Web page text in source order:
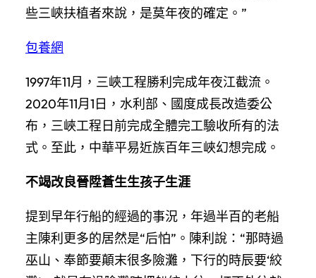
些三峽扶植者來說，是莫年夜的確定。”
包養網
1997年11月，三峽工程勝利完成年夜江截流。
2020年11月1日，水利部、國度成長改造委公
布，三峽工程日前完成全體完工驗收所有的法
式。至此，中華平易近族百年三峽幻想完成。
不竭改良晉陞蒼生生孩子生涯
提到早年行船的經過的事況，年過半百的老船
主陳利更多的居然是“后怕”。陳利說：“那時過
巫山、奉節要顛末很多險灘，下行的時辰要‘絞